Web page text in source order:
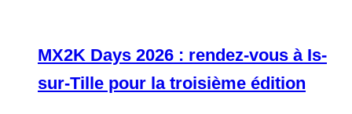
MX2K Days 2026 : rendez-vous à Is-
sur-Tille pour la troisième édition